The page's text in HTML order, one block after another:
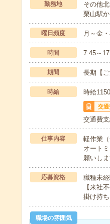
勤務地
その他
栗山駅
曜日頻度 月～金
時間 7:45～
期間 長期【
時給 時給
交通
交通費
仕事内容
軽作業
オート
願いし
応募資格
職種未
【来社
掛け持
職場の雰囲気